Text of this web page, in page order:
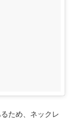
ため、ネックレ